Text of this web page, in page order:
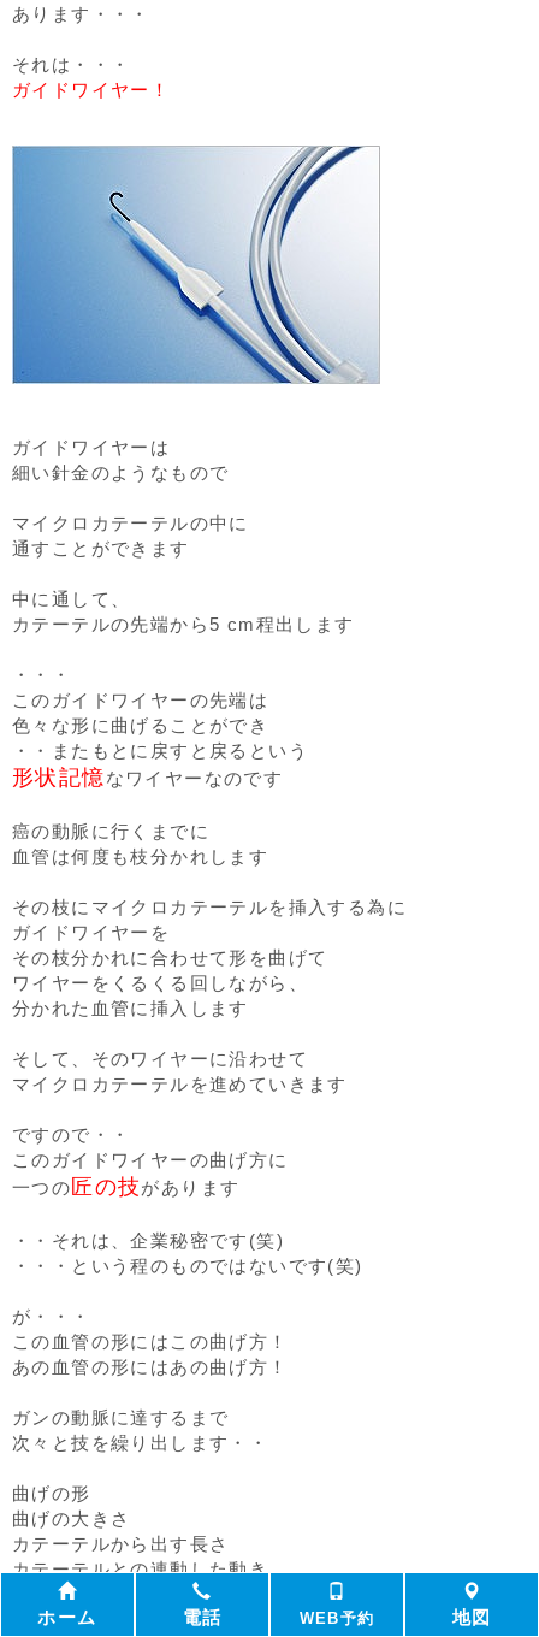
あります・・・
それは・・・
ガイドワイヤー！
ガイドワイヤーは
細い針金のようなもので
マイクロカテーテルの中に
通すことができます
中に通して、
カテーテルの先端から5 cm程出します
・・・
このガイドワイヤーの先端は
色々な形に曲げることができ
・・またもとに戻すと戻るという
形状記憶なワイヤーなのです
癌の動脈に行くまでに
血管は何度も枝分かれします
その枝にマイクロカテーテルを挿入する為に
ガイドワイヤーを
その枝分かれに合わせて形を曲げて
ワイヤーをくるくる回しながら、
分かれた血管に挿入します
そして、そのワイヤーに沿わせて
マイクロカテーテルを進めていきます
ですので・・
このガイドワイヤーの曲げ方に
一つの匠の技があります
・・それは、企業秘密です(笑)
・・・という程のものではないです(笑)
が・・・
この血管の形にはこの曲げ方！
あの血管の形にはあの曲げ方！
ガンの動脈に達するまで
次々と技を繰り出します・・
曲げの形
曲げの大きさ
カテーテルから出す長さ
カテーテルとの連動した動き
・・・・など何通りもの組み合わせがあります
ホーム 電話 WEB予約 地図